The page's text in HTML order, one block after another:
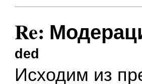
Re:
ded
Исходим из